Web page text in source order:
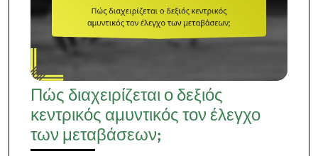
Πώς διαχειρίζεται ο δεξιός
κεντρικός αμυντικός τον έλεγχο
των μεταβάσεων;